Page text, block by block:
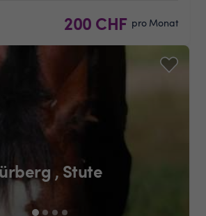
200 CHF pro Monat
, Stute